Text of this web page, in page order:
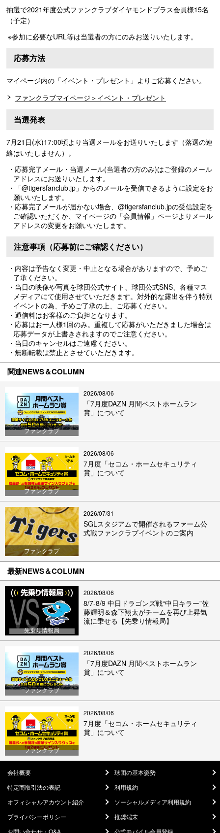
抽選で2021年度公式ファンクラブダイヤモンドプラス会員様15名
（予定）
※参加に必要なURL等は当選者の方にのみお送りいたします。
応募方法
マイページ内の「イベント・プレゼント」よりご応募ください。
ファンクラブマイページ＞イベント・プレゼント
当選発表
7月21日(水)17:00頃より当選メールをお送りいたします（落選の連
絡はいたしません）。
・応募完了メール・当選メール(当選者の方のみ)はご登録のメール
アドレスにお送りいたします。
・「@tigersfanclub.jp」からのメールを受信できるように設定をお
願いいたします。
・応募完了メールが届かない場合、@tigersfanclub.jpの受信設定を
ご確認いただくか、マイページの「会員情報」ページよりメール
アドレスの変更をお願いいたします。
注意事項（応募前にご確認ください）
・内容は予告なく変更・中止となる場合がありますので、予めご
了承ください。
・当日の映像や写真を球団公式サイト、球団公式SNS、各種マス
メディアにて使用させていただきます。対外的な露出を伴う特別
イベントの為、予めご了承の上、ご応募ください。
・通信料はお客様のご負担となります。
・応募はお一人様1回のみ。重複して応募がいただきました場合は
応募データが上書きされますのでご注意ください。
・当日のキャンセルはご遠慮ください。
・無断転載は禁止とさせていただきます。
関連NEWS＆COLUMN
ファンクラブ
2026/08/06
「7月度DAZN 月間ベストホームラン
賞」について
ファンクラブ
2026/08/06
7月度「セコム・ホームセキュリティ
賞」について
ファンクラブ
2026/07/31
SGLスタジアムで開催されるファーム公
式戦ファンクラブイベントのご案内
最新NEWS＆COLUMN
先乗り情報局
2026/08/06
8/7-8/9 中日ドラゴンズ戦“中日キラー”佐
藤輝明＆森下翔太がチームを再び上昇気
流に乗せる【先乗り情報局】
ファンクラブ
2026/08/06
「7月度DAZN 月間ベストホームラン
賞」について
ファンクラブ
2026/08/06
7月度「セコム・ホームセキュリティ
賞」について
会社概要
球団の基本姿勢
特定商取引法の表記
利用規約
オフィシャルアカウント紹介
ソーシャルメディア利用規約
プライバシーポリシー
推奨端末